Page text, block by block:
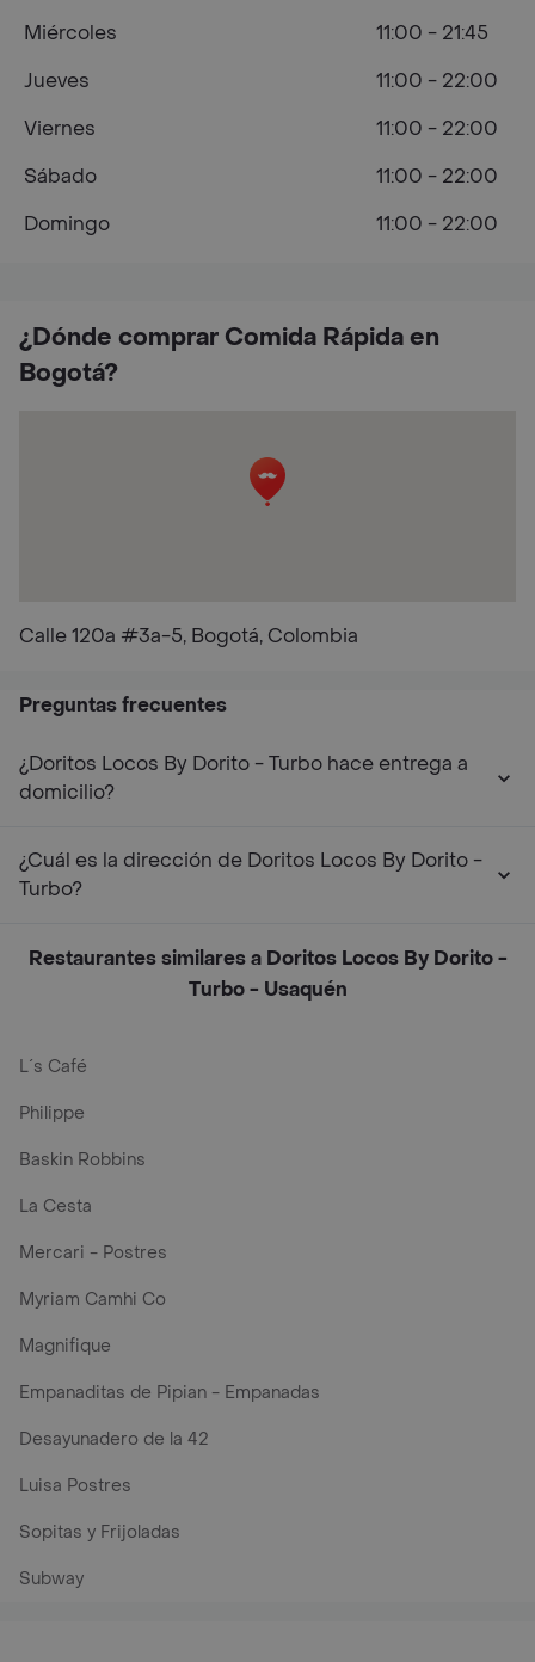
¿Dónde comprar Comida Rápida en
Bogotá?
Calle 120a #3a-5, Bogotá, Colombia
Miércoles
11:00 - 21:45
Jueves
11:00 - 22:00
Viernes
11:00 - 22:00
Sábado
11:00 - 22:00
Domingo
11:00 - 22:00
Preguntas frecuentes
¿Doritos Locos By Dorito - Turbo hace entrega a
domicilio?
¿Cuál es la dirección de Doritos Locos By Dorito -
Turbo?
Restaurantes similares a Doritos Locos By Dorito -
Turbo - Usaquén
L´s Café
Philippe
Baskin Robbins
La Cesta
Mercari - Postres
Myriam Camhi Co
Magnifique
Empanaditas de Pipian - Empanadas
Desayunadero de la 42
Luisa Postres
Sopitas y Frijoladas
Subway